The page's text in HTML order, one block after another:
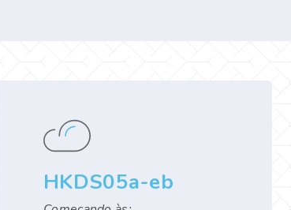
HKDS05a-eb